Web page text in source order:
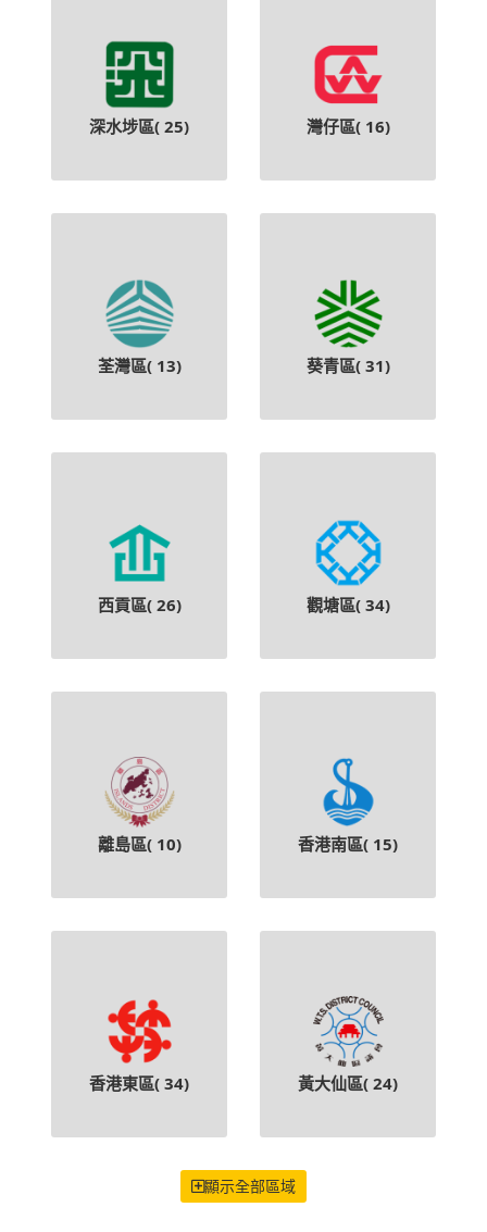
深水埗區( 25) 灣仔區( 16)
荃灣區( 13) 葵青區( 31)
西貢區( 26) 觀塘區( 34)
離島區( 10) 香港南區( 15)
香港東區( 34) 黃大仙區( 24)
顯示全部區域